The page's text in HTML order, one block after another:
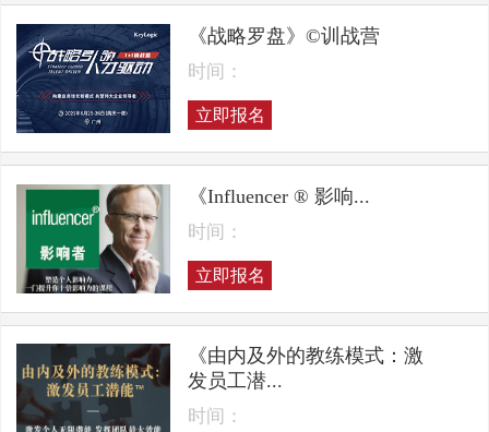
《战略罗盘》©训战营
时间：
立即报名
《Influencer ® 影响...
时间：
立即报名
《由内及外的教练模式：激
发员工潜...
时间：